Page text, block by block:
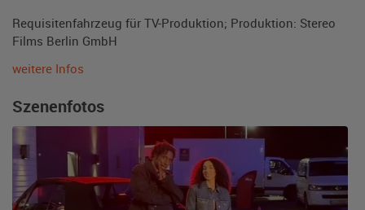
Requisitenfahrzeug für TV-Produktion; Produktion: Stereo
Films Berlin GmbH
weitere Infos
Szenenfotos